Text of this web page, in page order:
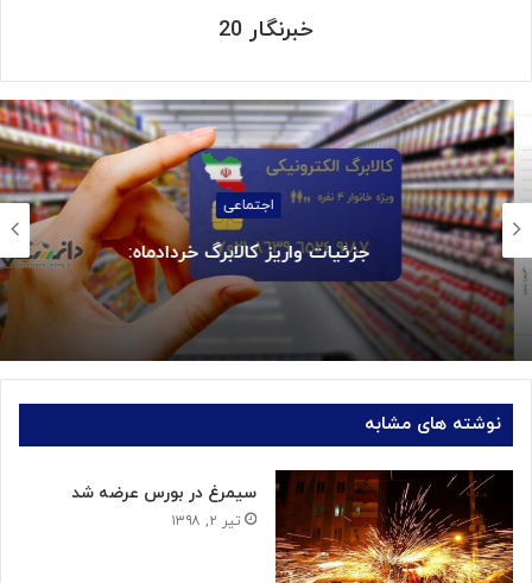
خبرنگار 20
اجتماعی
جزئیات واریز کالابرگ خردادماه:
نوشته های مشابه
سیمرغ در بورس عرضه شد
تیر ۲, ۱۳۹۸